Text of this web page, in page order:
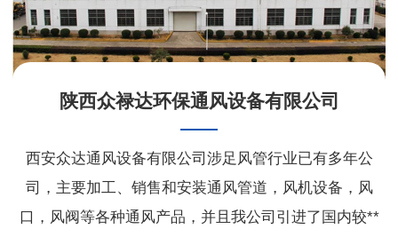
陕西众禄达环保通风设备有限公司
西安众达通风设备有限公司涉足风管行业已有多年公
司，主要加工、销售和安装通风管道，风机设备，风
口，风阀等各种通风产品，并且我公司引进了国内较**